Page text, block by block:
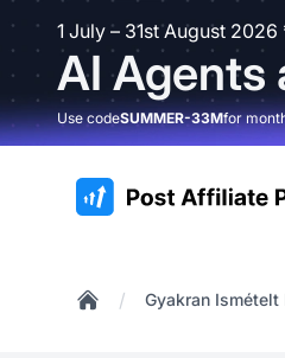
1 July – 31st August
AI Agents
Use codeSUMMER-33Mfor
:site.title
/ Gyakran Ismételt